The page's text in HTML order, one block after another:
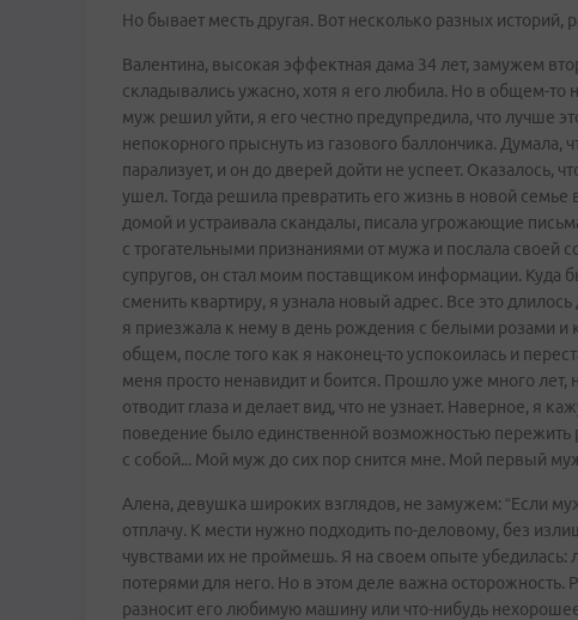
Но бывает месть другая. Вот несколько разных
Валентина, высокая эффектная дама 34 лет, замужем
складывались ужасно, хотя я его любила. Но в общем-то
муж решил уйти, я его честно предупредила, что лучше
непокорного прыснуть из газового баллончика. Думала,
парализует, и он до дверей дойти не успеет. Оказалось,
ушел. Тогда решила превратить его жизнь в новой
домой и устраивала скандалы, писала угрожающие
с трогательными признаниями от мужа и послала своей
супругов, он стал моим поставщиком информации. Куда
сменить квартиру, я узнала новый адрес. Все это
я приезжала к нему в день рождения с белыми розами и
общем, после того как я наконец-то успокоилась и
меня просто ненавидит и боится. Прошло уже много
отводит глаза и делает вид, что не узнает. Наверное, я
поведение было единственной возможностью пережить
с собой... Мой муж до сих пор снится мне. Мой первый
Алена, девушка широких взглядов, не замужем: “Если
отплачу. К мести нужно подходить по-деловому, без
чувствами их не проймешь. Я на своем опыте
потерями для него. Но в этом деле важна осторожность.
разносит его любимую машину или что-нибудь